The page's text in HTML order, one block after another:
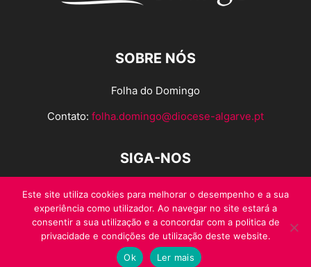
SOBRE NÓS
Folha do Domingo
Contato: folha.domingo@diocese-algarve.pt
SIGA-NOS
© Folha do Domingo 2026, todos os direitos reservados.
Este site utiliza cookies para melhorar o desempenho e a sua
experiência como utilizador. Ao navegar no site estará a
consentir a sua utilização e a concordar com a politica de
privacidade e condições de utilização deste website.
Ok
Ler mais